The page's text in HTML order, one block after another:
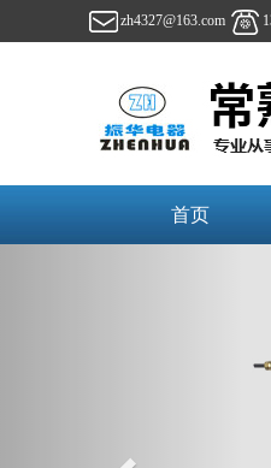
zh4327@163.com
首页